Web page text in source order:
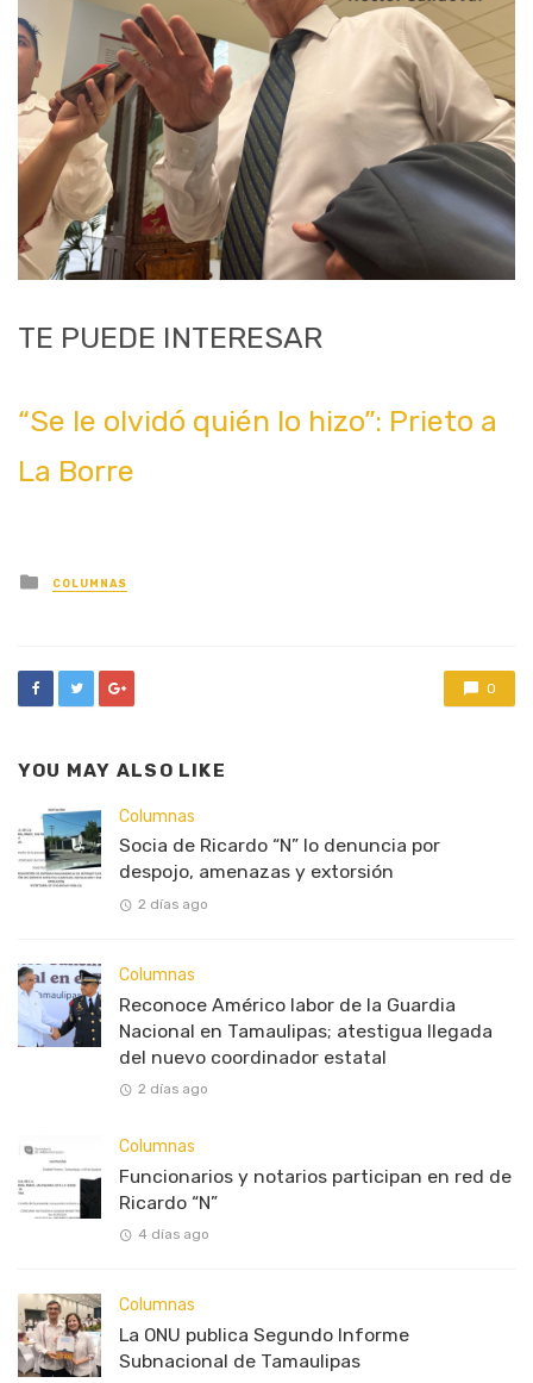
TE PUEDE INTERESAR
“Se le olvidó quién lo hizo”: Prieto a
La Borre
Posted
in
COLUMNAS
0
YOU MAY ALSO LIKE
Columnas
Socia de Ricardo “N” lo denuncia por
despojo, amenazas y extorsión
2 días ago
Columnas
Reconoce Américo labor de la Guardia
Nacional en Tamaulipas; atestigua llegada
del nuevo coordinador estatal
2 días ago
Columnas
Funcionarios y notarios participan en red de
Ricardo “N”
4 días ago
Columnas
La ONU publica Segundo Informe
Subnacional de Tamaulipas